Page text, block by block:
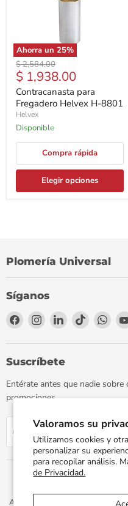
Valoramos su
Utilizamos cookies y
personalizar su
para recopilar análisis.
de Privacidad.
Ahorra un 25%
Precio
original
$ 2,584.00
Precio
actual
$ 1,938.00
Contracanasta para
Fregadero Helvex H-8801
Helvex
Disponible
Compra rápida
Elegir opciones
Plomería Universal
Síganos
Encuéntrenos
Facebook
Encuéntrenos
Instagram
Encuéntrenos
LinkedInTikTok
Suscríbete
Entérate antes que nadie
promociones.
Correo electrónico
Aviso de Privacidad